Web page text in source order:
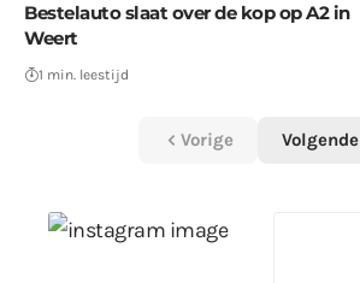
Bestelauto slaat over de kop op A2 in
Weert
1 min. leestijd
Vorige Volgende